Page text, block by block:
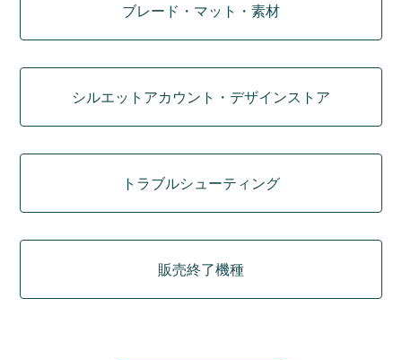
ブレード・マット・素材
シルエットアカウント・デザインストア
トラブルシューティング
販売終了機種